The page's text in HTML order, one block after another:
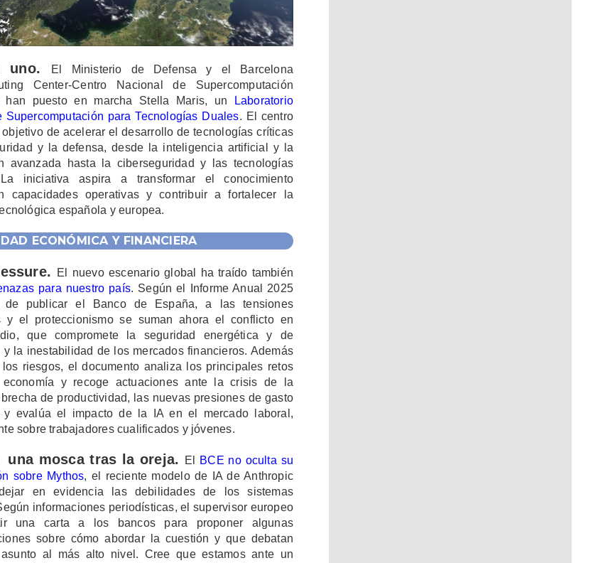
uno.
El Ministerio de Defensa y el Barcelona
Center-Centro Nacional de Supercomputación
han puesto en marcha Stella Maris, un
Laboratorio
Supercomputación para Tecnologías Duales. El centro
de acelerar el desarrollo de tecnologías críticas
y la defensa, desde la inteligencia artificial y la
avanzada hasta la ciberseguridad y las tecnologías
iniciativa aspira a transformar el conocimiento
capacidades operativas y contribuir a fortalecer la
española y europea.
ECONÓMICA Y FINANCIERA
El nuevo escenario global ha traído también
para nuestro país. Según el Informe Anual 2025
de publicar el Banco de España, a las tensiones
y el proteccionismo se suman ahora el conflicto en
que compromete la seguridad energética y de
y la inestabilidad de los mercados financieros. Además
riesgos, el documento analiza los principales retos
y recoge actuaciones ante la crisis de la
de productividad, las nuevas presiones de gasto
y evalúa el impacto de la IA en el mercado laboral,
sobre trabajadores cualificados y jóvenes.
una mosca tras la oreja. El
BCE no oculta su
sobre Mythos, el reciente modelo de IA de Anthropic
en evidencia las debilidades de los sistemas
informaciones periodísticas, el supervisor europeo
una carta a los bancos para proponer algunas
sobre cómo abordar la cuestión y que debatan
al más alto nivel. Cree que estamos ante un